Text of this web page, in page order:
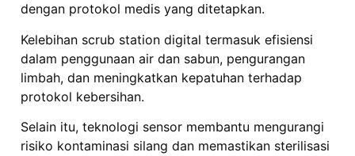
dengan protokol medis yang ditetapkan.
Kelebihan scrub station digital termasuk efisiensi
dalam penggunaan air dan sabun, pengurangan
limbah, dan meningkatkan kepatuhan terhadap
protokol kebersihan.
Selain itu, teknologi sensor membantu mengurangi
risiko kontaminasi silang dan memastikan sterilisasi